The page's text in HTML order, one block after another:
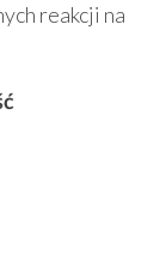
reakcji na